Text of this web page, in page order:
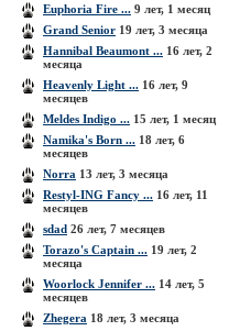
Euphoria Fire ... 9 лет, 1 месяц
Grand Senior 19 лет, 3 месяца
Hannibal Beaumont ... 16 лет, 2
месяца
Heavenly Light ... 16 лет, 9
месяцев
Meldes Indigo ... 15 лет, 1 месяц
Namika's Born ... 18 лет, 6
месяцев
Norra 13 лет, 3 месяца
Restyl-ING Fancy ... 16 лет, 11
месяцев
sdad 26 лет, 7 месяцев
Torazo's Captain ... 19 лет, 2
месяца
Woorlock Jennifer ... 14 лет, 5
месяцев
Zhegera 18 лет, 3 месяца